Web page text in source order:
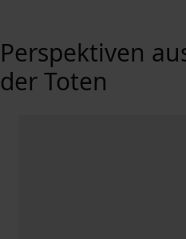
Perspektiven
der Toten